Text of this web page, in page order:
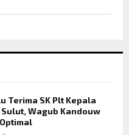
Terima SK Plt Kepala
Wagub Kandouw